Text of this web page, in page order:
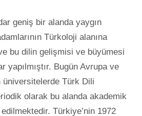
geniş bir alanda yaygın
Türkoloji alanına
bu dilin gelişmisi ve büyümesi
yapılmıştır. Bugün Avrupa ve
üniversitelerde Türk Dili
olarak bu alanda akademik
Türkiye’nin 1972